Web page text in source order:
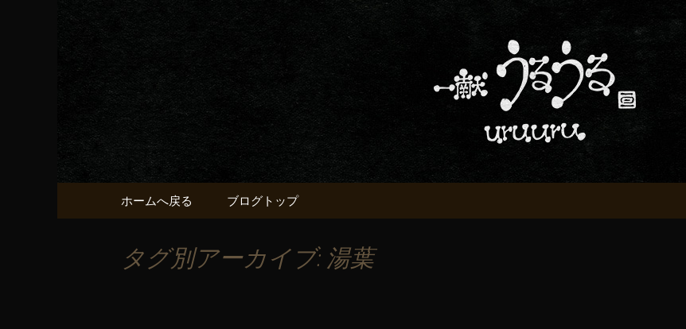
京都・五条でおいしい地
献うるうる」のブログ
京都・五条烏丸の町屋居酒屋「一献うるうる」からのお知らせ
コンテンツへ移動
ホームへ戻る ブログトップ
タグ別アーカイブ: 湯葉